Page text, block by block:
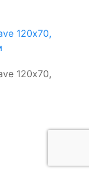
120х70,
120х70,